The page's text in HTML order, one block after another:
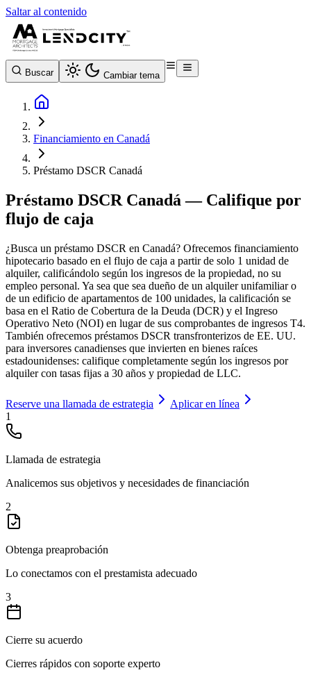
Saltar al contenido
Buscar Cambiar tema
Financiamiento en Canadá
Préstamo DSCR Canadá
Préstamo DSCR Canadá — Califique por
flujo de caja
¿Busca un préstamo DSCR en Canadá? Ofrecemos financiamiento
hipotecario basado en el flujo de caja a partir de solo 1 unidad de
alquiler, calificándolo según los ingresos de la propiedad, no su
empleo personal. Ya sea que sea dueño de un alquiler unifamiliar o
de un edificio de apartamentos de 100 unidades, la calificación se
basa en el Ratio de Cobertura de la Deuda (DCR) y el Ingreso
Operativo Neto (NOI) en lugar de sus comprobantes de ingresos T4.
También ofrecemos préstamos DSCR transfronterizos de EE. UU.
para inversores canadienses que invierten en bienes raíces
estadounidenses: califique completamente según los ingresos por
alquiler con tasas fijas a 30 años y propiedad de LLC.
Reserve una llamada de estrategia
Aplicar en línea
1
Llamada de estrategia
Analicemos sus objetivos y necesidades de financiación
2
Obtenga preaprobación
Lo conectamos con el prestamista adecuado
3
Cierre su acuerdo
Cierres rápidos con soporte experto